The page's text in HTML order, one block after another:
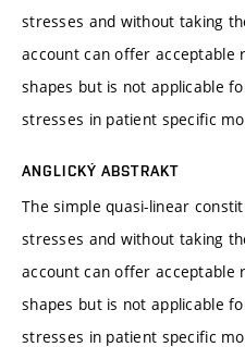
stresses and without taking
account can offer acceptable
shapes but is not applicable
stresses in patient specific
ANGLICKÝ ABSTRAKT
The simple quasi-linear
stresses and without taking
account can offer acceptable
shapes but is not applicable
stresses in patient specific